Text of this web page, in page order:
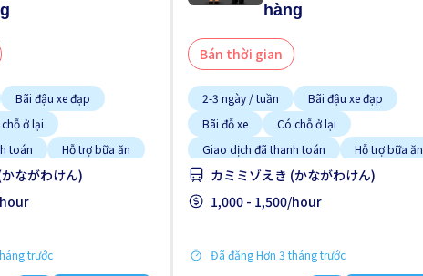
Bãi đậu xe đạp
ở lại
toán
Hỗ trợ bữa ăn
ながわけん)
trước
hàng
Bán thời gian
2-3 ngày / tuần
Bãi đậu xe đạp
Bãi đỗ xe
Có chỗ ở lại
Giao dịch đã thanh toán
Hỗ trợ bữa ăn
Ít hơn theo thời gian
Không cần kinh nghiệm
カミミゾえき (かながわけん)
1,000 - 1,500/hour
Đã đăng Hơn 3 tháng trước